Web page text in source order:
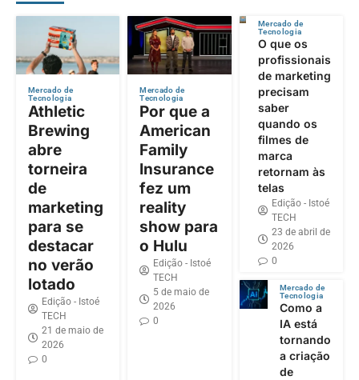
Mercado de
Tecnologia
Athletic
Brewing
abre
torneira
de
marketing
para se
destacar
no verão
lotado
Edição - Istoé
TECH
21 de maio de
2026
0
Mercado de
Tecnologia
Por que a
American
Family
Insurance
fez um
reality
show para
o Hulu
Edição - Istoé
TECH
5 de maio de
2026
0
Mercado de
Tecnologia
O que os
profissionais
de marketing
precisam
saber
quando os
filmes de
marca
retornam às
telas
Edição - Istoé
TECH
23 de abril de
2026
0
Mercado de
Tecnologia
Como a
IA está
tornando
a criação
de